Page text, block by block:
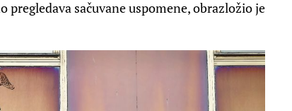
sačuvane uspomene, obrazložio je